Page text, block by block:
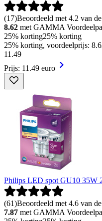
(17)Beoordeeld met 4.2 van
8.62 met GAMMA
25% korting25% korting
25% korting, voordeelprijs:
11 .49
Prijs: 11.49 euro
Philips LED spot GU10 35W
(61)Beoordeeld met 4.6 van
7.87 met GAMMA